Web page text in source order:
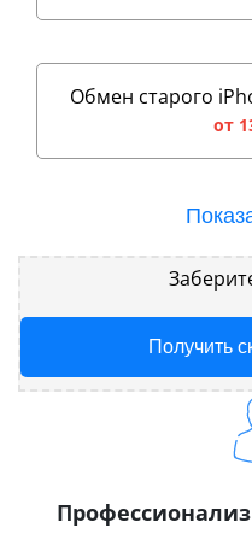
Обмен старого
от
Получить